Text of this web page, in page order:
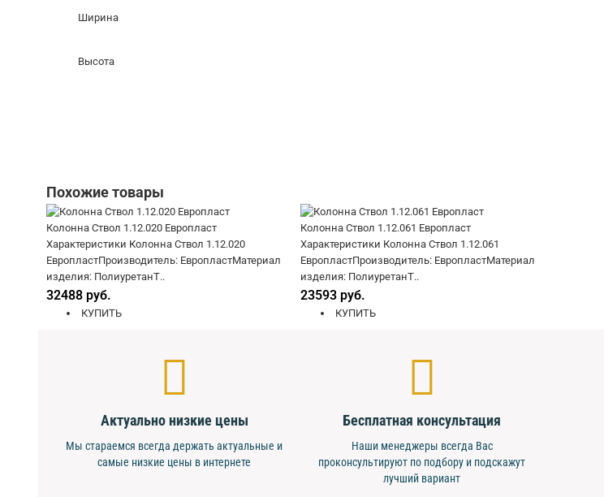
Ширина
Высота
Похожие товары
Колонна Ствол 1.12.020 Европласт
Характеристики Колонна Ствол 1.12.020
ЕвропластПроизводитель: ЕвропластМатериал
изделия: ПолиуретанТ..
32488 руб.
КУПИТЬ
Колонна Ствол 1.12.061 Европласт
Характеристики Колонна Ствол 1.12.061
ЕвропластПроизводитель: ЕвропластМатериал
изделия: ПолиуретанТ..
23593 руб.
КУПИТЬ
Актуально низкие цены
Мы стараемся всегда держать актуальные и
самые низкие цены в интернете
Бесплатная консультация
Наши менеджеры всегда Вас
проконсультируют по подбору и подскажут
лучший вариант